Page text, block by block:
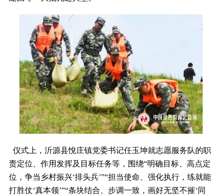
仪式上，沂源县悅庄镇党委书记任玉坤就志愿服务队的职
责定位、作用发挥及目标任务等，围绕“明确目标、高点定
位，争当乡村振兴‘排头兵’”“担当使命、强化执行，练就能
打胜仗‘真本领’”“条块结合、步调一致，画好无坚不摧‘同